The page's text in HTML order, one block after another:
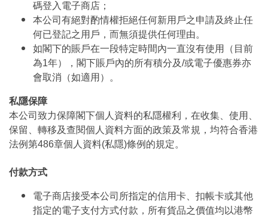
碼登入電子商店；
本公司有絕對酌情權拒絕任何新用戶之申請及終止任
何已登記之用戶，而無須提供任何理由。
如閣下的賬戶在一段特定時間內一直沒有使用（目前
為1年），閣下賬戶內的所有積分及/或電子優惠券亦
會取消（如適用）。
私隱保障
本公司致力保障閣下個人資料的私隱權利，在收集、使用、
保留、轉移及查閱個人資料方面的政策及常規，均符合香港
法例第486章個人資料(私隱)條例的規定。
付款方式
電子商店接受本公司所指定的信用卡、扣帳卡或其他
指定的電子支付方式付款，所有貨品之價值均以港幣